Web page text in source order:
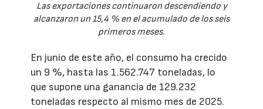
Las exportaciones continuaron descendiendo y
alcanzaron un 15,4 % en el acumulado de los seis
primeros meses.
En junio de este año, el consumo ha crecido
un 9 %, hasta las 1.562.747 toneladas, lo
que supone una ganancia de 129.232
toneladas respecto al mismo mes de 2025.